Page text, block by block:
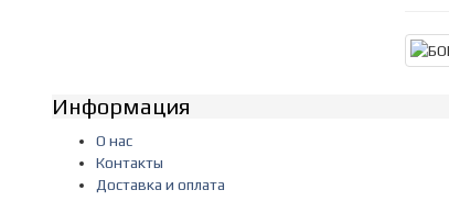
Информация
О нас
Контакты
Доставка и оплата